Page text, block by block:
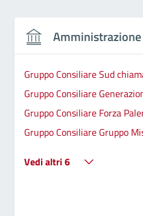
Amministrazione
Gruppo Consiliare Sud
Gruppo Consiliare
Gruppo Consiliare Forza
Gruppo Consiliare Gruppo
Vedi altri 6